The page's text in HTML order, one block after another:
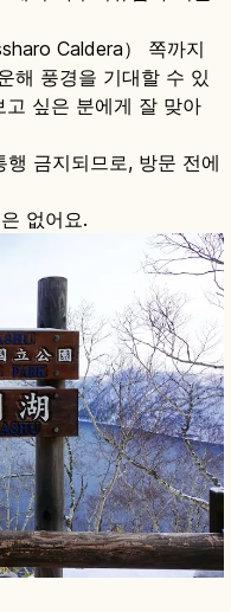
Caldera） 쪽까지
해 풍경을 기대할 수 있
싶은 분에게 잘 맞아
금지되므로, 방문 전에
없어요.